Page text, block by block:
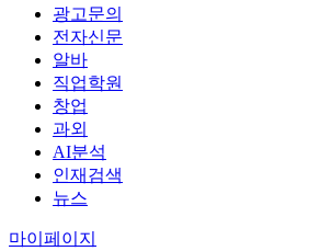
광고문의
전자신문
알바
직업학원
창업
과외
AI분석
인재검색
뉴스
마이페이지